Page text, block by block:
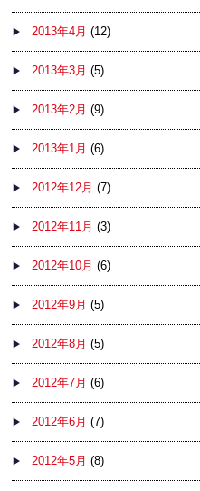
2013年4月 (12)
2013年3月 (5)
2013年2月 (9)
2013年1月 (6)
2012年12月 (7)
2012年11月 (3)
2012年10月 (6)
2012年9月 (5)
2012年8月 (5)
2012年7月 (6)
2012年6月 (7)
2012年5月 (8)